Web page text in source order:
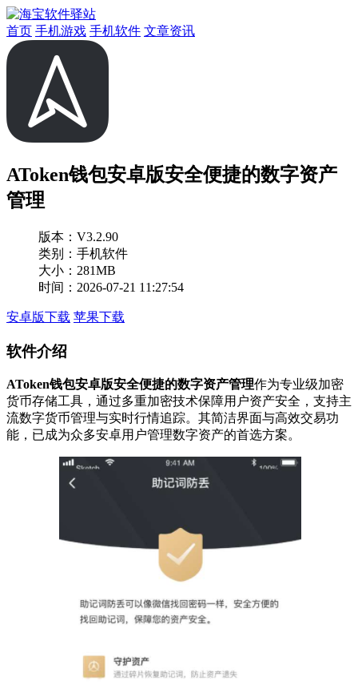
首页 手机游戏 手机软件 文章资讯
AToken钱包安卓版安全便捷的数字资产
管理
版本： V3.2.90
类别：手机软件
大小：281MB
时间：2026-07-21 11:27:54
安卓版下载 苹果下载
软件介绍
AToken钱包安卓版安全便捷的数字资产管理作为专业级加密
货币存储工具，通过多重加密技术保障用户资产安全，支持主
流数字货币管理与实时行情追踪。其简洁界面与高效交易功
能，已成为众多安卓用户管理数字资产的首选方案。